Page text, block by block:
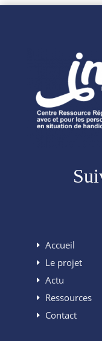
Accueil
Le projet
Actu
Ressources
Contact